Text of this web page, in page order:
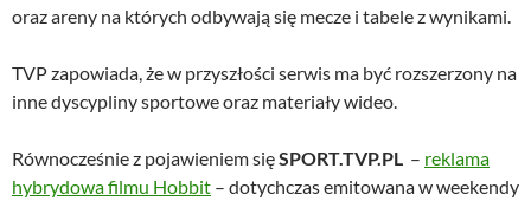
oraz areny na których odbywają się mecze i tabele z wynikami.
TVP zapowiada, że w przyszłości serwis ma być rozszerzony na
inne dyscypliny sportowe oraz materiały wideo.
Równocześnie z pojawieniem sięSPORT.TVP.PL – reklama
hybrydowa filmu Hobbit – dotychczas emitowana w weekendy